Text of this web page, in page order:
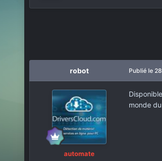
robot
automate
Publié le
monde